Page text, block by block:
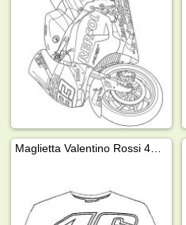
Maglietta Valentino Rossi 46 Il dottore